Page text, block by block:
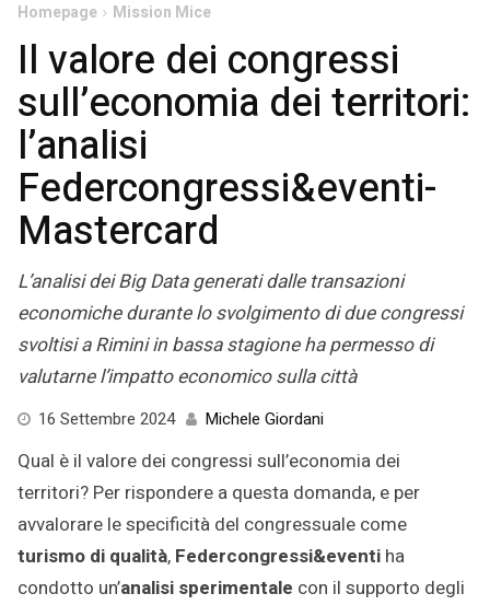
Homepage Mission Mice
Il valore dei congressi
sull’economia dei territori:
l’analisi
Federcongressi&eventi-
Mastercard
L’analisi dei Big Data generati dalle transazioni
economiche durante lo svolgimento di due congressi
svoltisi a Rimini in bassa stagione ha permesso di
valutarne l’impatto economico sulla città
16 Settembre 202414
2024
Michele Giordani
Qual è il valore dei congressi sull’economia dei
territori? Per rispondere a questa domanda, e per
avvalorare le specificità del congressuale come
turismo di qualità, Federcongressi&eventi ha
condotto un’analisi sperimentale con il supporto degli